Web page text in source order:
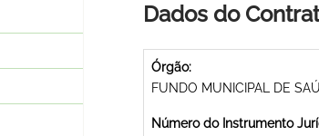
Dados do
Órgão:
FUNDO MUNICIPAL DE
Número do Instrumento